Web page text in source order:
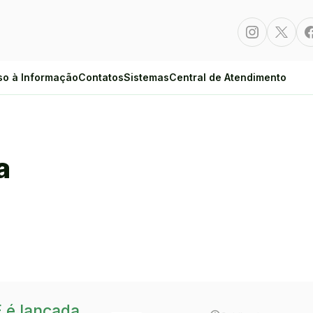
Instagram
à InformaçãoContatosSistemasCentral de Atendimento